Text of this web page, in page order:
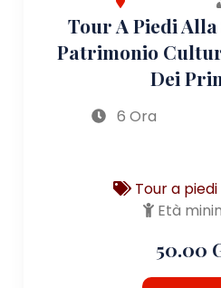
Tour A Piedi
Patrimonio
Dei
6 Ora
Tour a
Età
50.00